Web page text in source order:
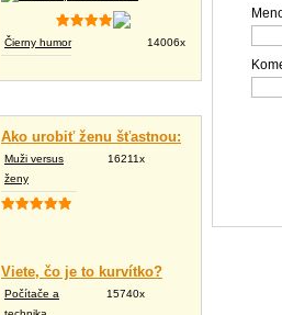
Čierny humor 14006x
Ako urobiť ženu šťastnou:
Muži versus
ženy
16211x
Viete, čo je to kurvítko?
Počítače a
15740x